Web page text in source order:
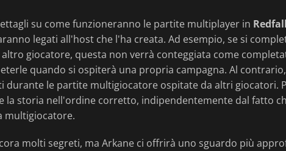
su come funzioneranno le partite multiplayer in Redfall
legati all'host che l'ha creata. Ad esempio, se si
giocatore, questa non verrà conteggiata come
quando si ospiterà una propria campagna. Al
durante le partite multigiocatore ospitate da altri giocatori.
la storia nell'ordine corretto, indipendentemente dal fatto
multigiocatore.
molti segreti, ma Arkane ci offrirà uno sguardo più